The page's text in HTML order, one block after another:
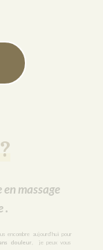
massage
.
encombre aujourd’hui pour
douleur
, je peux vous